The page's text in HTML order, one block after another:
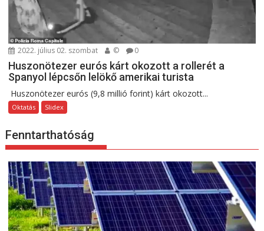
2022. július 02. szombat © 0
Huszonötezer eurós kárt okozott a rollerét a
Spanyol lépcsőn lelökő amerikai turista
Huszonötezer eurós (9,8 millió forint) kárt okozott...
Oktatás Slidex
Fenntarthatóság